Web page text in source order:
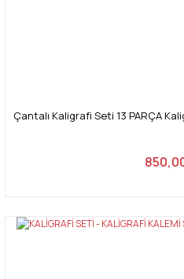
Çantalı Kaligrafi Seti 13 PARÇA